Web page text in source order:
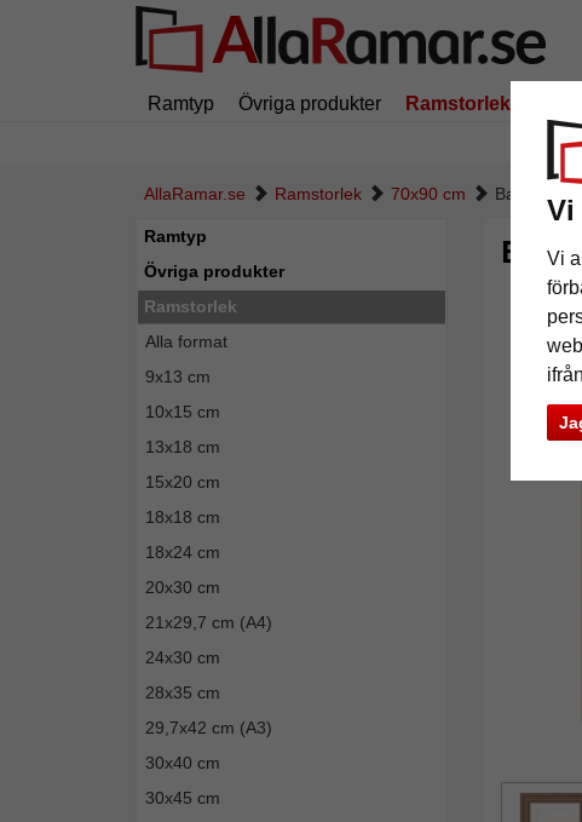
Vi
Vi
Ramtyp Övriga produkter Ramstorlek
AllaRamar.se Ramstorlek 70x90 cm Barockram
Ramtyp
Övriga produkter
Ramstorlek
Alla format
9x13 cm
10x15 cm
13x18 cm
15x20 cm
18x18 cm
18x24 cm
20x30 cm
21x29,7 cm (A4)
24x30 cm
28x35 cm
29,7x42 cm (A3)
30x40 cm
30x45 cm